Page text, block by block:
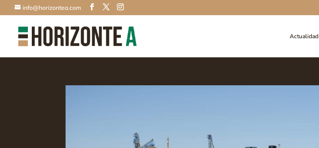
info@horizontea.com
Actualidad